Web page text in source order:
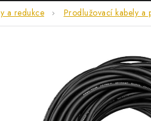
a redukce Prodlužovací kabely a